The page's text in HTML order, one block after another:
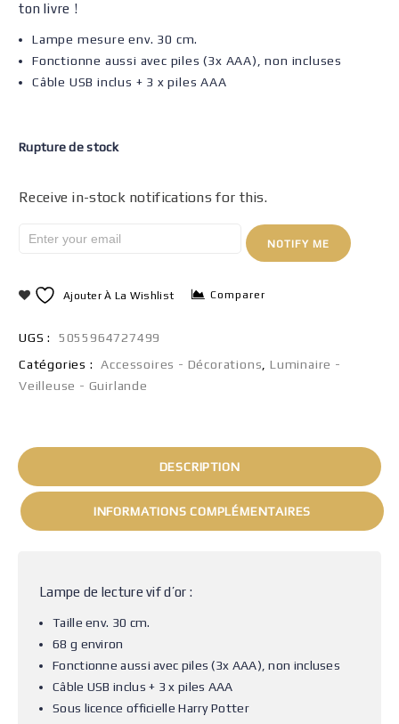
ton livre !
Lampe mesure env. 30 cm.
Fonctionne aussi avec piles (3x AAA), non incluses
Câble USB inclus + 3 x piles AAA
Rupture de stock
Receive in-stock notifications for this.
NOTIFY ME
Ajouter À La Wishlist Comparer
UGS :
5055964727499
Catégories :
Accessoires - Décorations ,Luminaire -
Veilleuse - Guirlande
DESCRIPTION
INFORMATIONS COMPLÉMENTAIRES
Lampe de lecture vif d’or :
Taille env. 30 cm.
68 g environ
Fonctionne aussi avec piles (3x AAA), non incluses
Câble USB inclus + 3 x piles AAA
Sous licence officielle Harry Potter